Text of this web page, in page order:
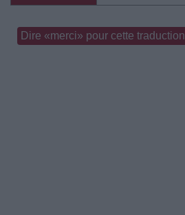
Dire «merci» pour cette traduction